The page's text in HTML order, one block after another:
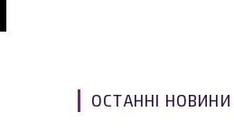
ОСТАННІ НОВИНИ